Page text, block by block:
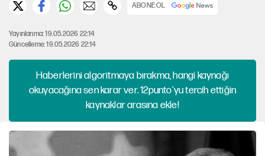
ABONE OL
Yayınlanma: 19.05.2026 22:14
Güncelleme: 19.05.2026 22:14
Haberlerini algoritmaya bırakma, hangi kaynağı
okuyacağına sen karar ver. 12punto'yu tercih ettiğin
kaynaklar arasına ekle!